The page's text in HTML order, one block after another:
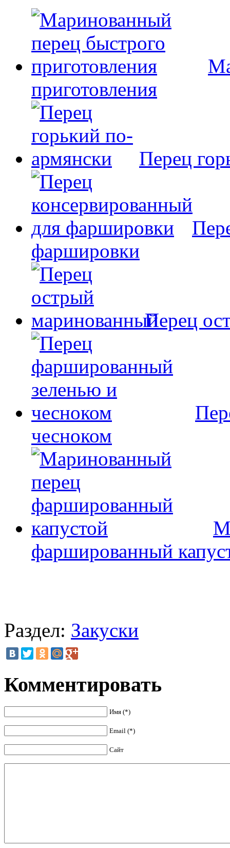
приготовления
Перец
фаршировки
Перец
чесноком
фаршированный
Раздел: Закуски
Комментировать
Имя (*)
Email (*)
Сайт